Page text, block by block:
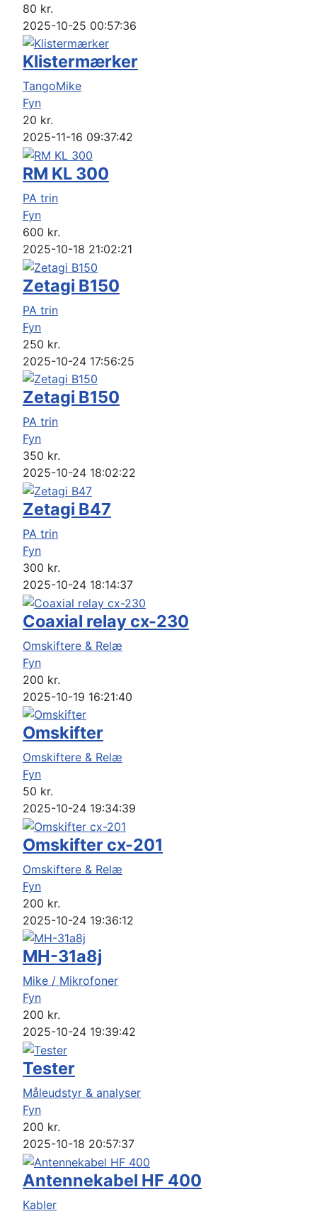
80 kr.
2025-10-25 00:57:36
Klistermærker
TangoMike
Fyn
20 kr.
2025-11-16 09:37:42
RM KL 300
PA trin
Fyn
600 kr.
2025-10-18 21:02:21
Zetagi B150
PA trin
Fyn
250 kr.
2025-10-24 17:56:25
Zetagi B150
PA trin
Fyn
350 kr.
2025-10-24 18:02:22
Zetagi B47
PA trin
Fyn
300 kr.
2025-10-24 18:14:37
Coaxial relay cx-230
Omskiftere & Relæ
Fyn
200 kr.
2025-10-19 16:21:40
Omskifter
Omskiftere & Relæ
Fyn
50 kr.
2025-10-24 19:34:39
Omskifter cx-201
Omskiftere & Relæ
Fyn
200 kr.
2025-10-24 19:36:12
MH-31a8j
Mike / Mikrofoner
Fyn
200 kr.
2025-10-24 19:39:42
Tester
Måleudstyr & analyser
Fyn
200 kr.
2025-10-18 20:57:37
Antennekabel HF 400
Kabler